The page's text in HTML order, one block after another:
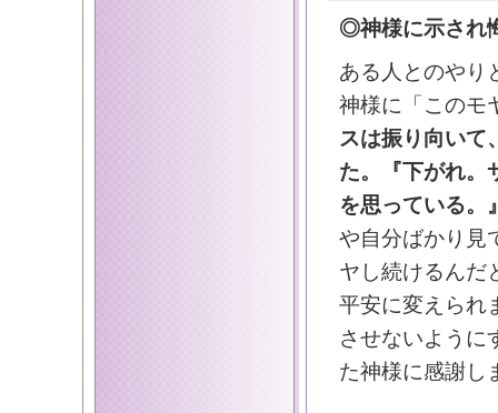
◎神様に示され
ある人とのやり
神様に「このモ
スは振り向いて
た。『下がれ。
を思っている。
や自分ばかり見
ヤし続けるんだ
平安に変えられ
させないように
た神様に感謝し